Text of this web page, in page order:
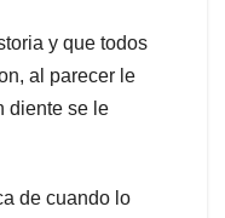
y que todos
al parecer le
diente se le
de cuando lo